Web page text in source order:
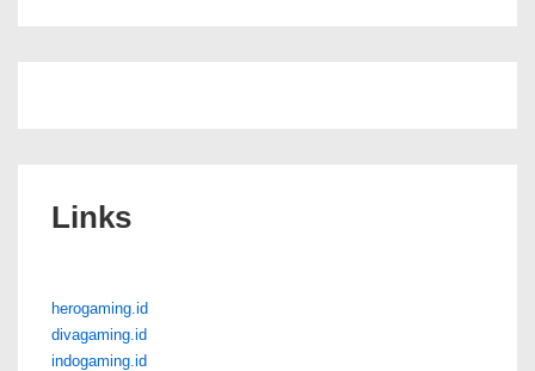
Links
herogaming.id
divagaming.id
indogaming.id